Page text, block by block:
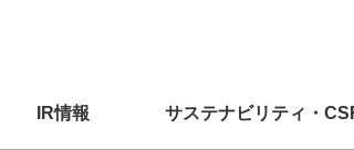
IR情報 サステナビリティ・